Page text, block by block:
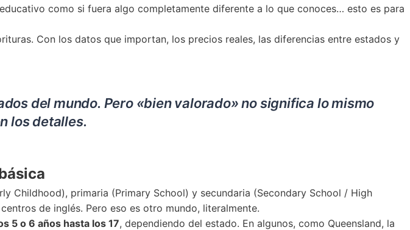
como si fuera algo completamente diferente a lo que conoces… esto es para
Con los datos que importan, los precios reales, las diferencias entre estados y
del mundo. Pero «bien valorado» no significa lo mismo
los detalles.
Childhood), primaria (Primary School) y secundaria (Secondary School / High
de inglés. Pero eso es otro mundo, literalmente.
5 o 6 años hasta los 17, dependiendo del estado. En algunos, como Queensland, la